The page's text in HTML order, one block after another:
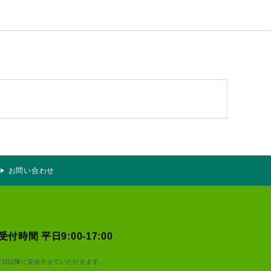
お問い合わせ
付時間 平日9:00-17:00
以降に返信させていただきます。